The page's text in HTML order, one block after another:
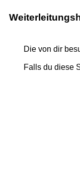
Die von dir
Falls du diese